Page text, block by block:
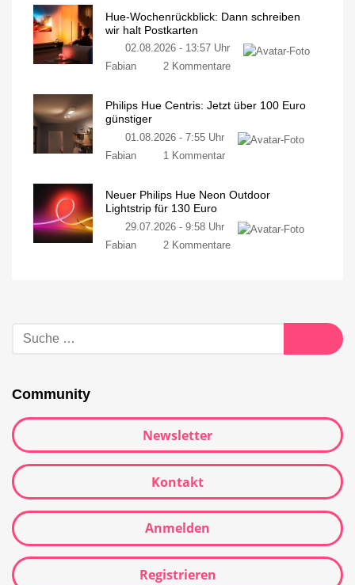
Hue-Wochenrückblick: Dann schreiben
wir halt Postkarten
02.08.2026 - 13:57 Uhr
Fabian
2 Kommentare
Philips Hue Centris: Jetzt über 100 Euro
günstiger
01.08.2026 - 7:55 Uhr
Fabian
1 Kommentar
Neuer Philips Hue Neon Outdoor
Lightstrip für 130 Euro
29.07.2026 - 9:58 Uhr
Fabian
2 Kommentare
Community
Newsletter
Kontakt
Anmelden
Registrieren